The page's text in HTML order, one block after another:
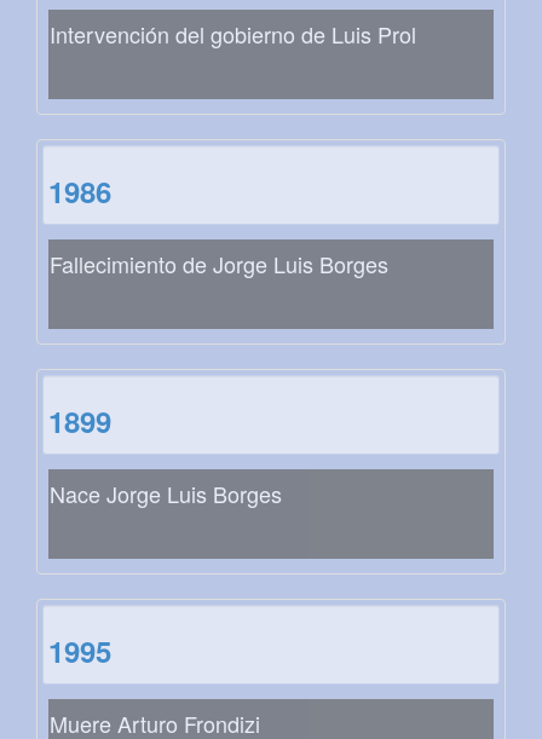
Intervención del gobierno de Luis Prol
1986
Fallecimiento de Jorge Luis Borges
1899
Nace Jorge Luis Borges
1995
Muere Arturo Frondizi